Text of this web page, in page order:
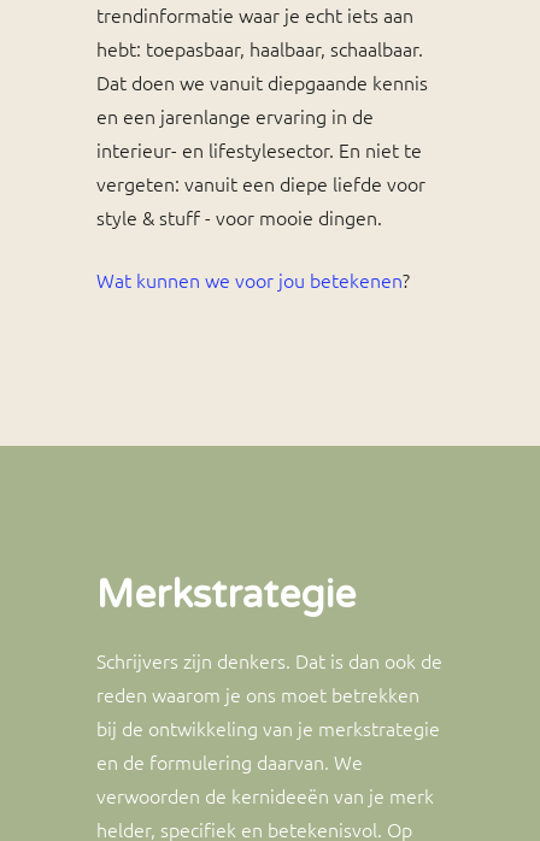
trendinformatie waar je echt iets aan
hebt: toepasbaar, haalbaar, schaalbaar.
Dat doen we vanuit diepgaande kennis
en een jarenlange ervaring in de
interieur- en lifestylesector. En niet te
vergeten: vanuit een diepe liefde voor
style & stuff - voor mooie dingen.
Wat kunnen we voor jou betekenen?
Merkstrategie
Schrijvers zijn denkers. Dat is dan ook de
reden waarom je ons moet betrekken
bij de ontwikkeling van je merkstrategie
en de formulering daarvan. We
verwoorden de kernideeën van je merk
helder, specifiek en betekenisvol. Op